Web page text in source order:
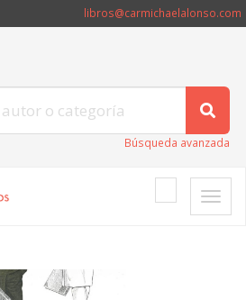
libros@carmichaelalonso.com
Búsqueda avanzada
Toggle